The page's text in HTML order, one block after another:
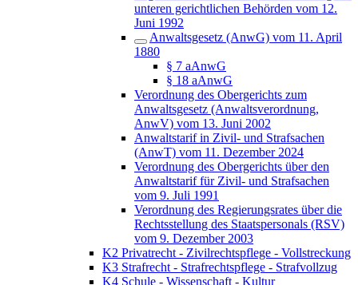
unteren gerichtlichen Behörden vom 12.
Juni 1992
Anwaltsgesetz (AnwG) vom 11. April
1880
§ 7 aAnwG
§ 18 aAnwG
Verordnung des Obergerichts zum
Anwaltsgesetz (Anwaltsverordnung,
AnwV) vom 13. Juni 2002
Anwaltstarif in Zivil- und Strafsachen
(AnwT) vom 11. Dezember 2024
Verordnung des Obergerichts über den
Anwaltstarif für Zivil- und Strafsachen
vom 9. Juli 1991
Verordnung des Regierungsrates über die
Rechtsstellung des Staatspersonals (RSV)
vom 9. Dezember 2003
K2 Privatrecht - Zivilrechtspflege - Vollstreckung
K3 Strafrecht - Strafrechtspflege - Strafvollzug
K4 Schule - Wissenschaft - Kultur